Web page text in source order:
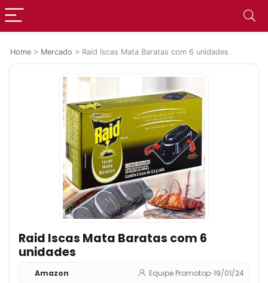
Home > Mercado > Raid Iscas Mata Baratas com 6 unidades
Raid Iscas Mata Baratas com 6
unidades
Amazon Equipe Promotop•19/01/24